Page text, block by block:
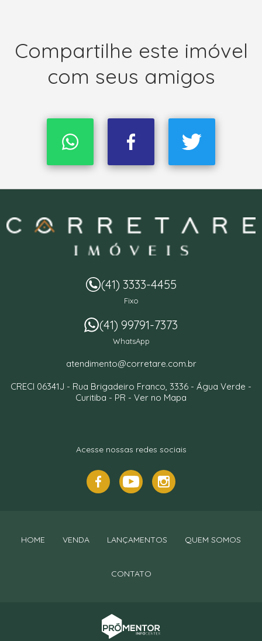
Compartilhe este imóvel
com seus amigos
(41) 3333-4455
Fixo
(41) 99791-7373
WhatsApp
atendimento@corretare.com.br
CRECI 06341J - Rua Brigadeiro Franco, 3336 - Água Verde -
Curitiba - PR - Ver no Mapa
Acesse nossas redes sociais
HOME VENDA LANÇAMENTOS QUEM SOMOS
CONTATO